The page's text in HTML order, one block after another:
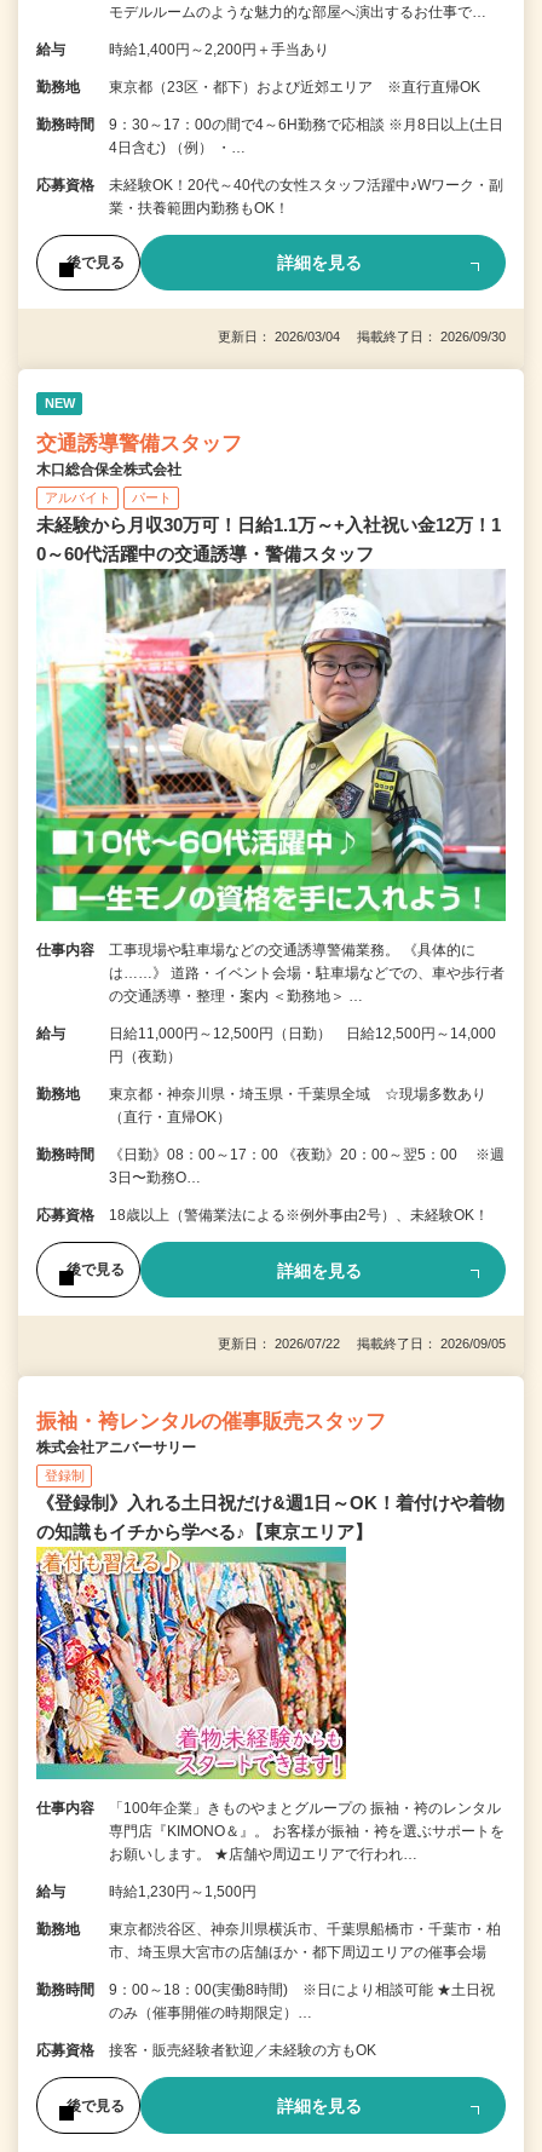
モデルルームのような魅力的な部屋へ演出するお仕事で…
給与 時給1,400円～2,200円＋手当あり
勤務地 東京都（23区・都下）および近郊エリア ※直行直帰OK
勤務時間
9：30～17：00の間で4～6H勤務で応相談 ※月8日以上(土日
4日含む) （例） ・…
応募資格
未経験OK！20代～40代の女性スタッフ活躍中♪Wワーク・副
業・扶養範囲内勤務もOK！
後で見る 詳細を見る
更新日： 2026/03/04 掲載終了日： 2026/09/30
NEW
交通誘導警備スタッフ
木口総合保全株式会社
アルバイト パート
未経験から月収30万可！日給1.1万～+入社祝い金12万！1
0～60代活躍中の交通誘導・警備スタッフ
仕事内容
工事現場や駐車場などの交通誘導警備業務。 《具体的に
は……》 道路・イベント会場・駐車場などでの、車や歩行者
の交通誘導・整理・案内 ＜勤務地＞ …
給与
日給11,000円～12,500円（日勤） 日給12,500円～14,000
円（夜勤）
勤務地
東京都・神奈川県・埼玉県・千葉県全域 ☆現場多数あり
（直行・直帰OK）
勤務時間
《日勤》08：00～17：00 《夜勤》20：00～翌5：00 ※週
3日〜勤務O…
応募資格 18歳以上（警備業法による※例外事由2号）、未経験OK！
後で見る 詳細を見る
更新日： 2026/07/22 掲載終了日： 2026/09/05
振袖・袴レンタルの催事販売スタッフ
株式会社アニバーサリー
登録制
《登録制》入れる土日祝だけ&週1日～OK！着付けや着物
の知識もイチから学べる♪【東京エリア】
仕事内容
「100年企業」きものやまとグループの 振袖・袴のレンタル
専門店『KIMONO＆』。 お客様が振袖・袴を選ぶサポートを
お願いします。 ★店舗や周辺エリアで行われ…
給与 時給1,230円～1,500円
勤務地
東京都渋谷区、神奈川県横浜市、千葉県船橋市・千葉市・柏
市、埼玉県大宮市の店舗ほか・都下周辺エリアの催事会場
勤務時間
9：00～18：00(実働8時間) ※日により相談可能 ★土日祝
のみ（催事開催の時期限定）…
応募資格 接客・販売経験者歓迎／未経験の方もOK
後で見る 詳細を見る